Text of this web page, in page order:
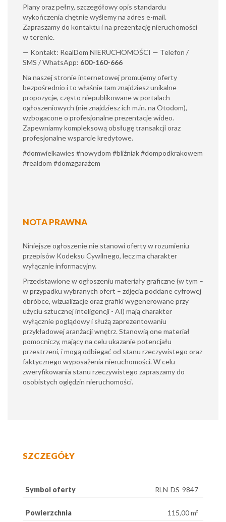
Plany oraz pełny, szczegółowy opis standardu
wykończenia chętnie wyślemy na adres e-mail.
Zapraszamy do kontaktu i na prezentację nieruchomości
w terenie.
— Kontakt: RealDom NIERUCHOMOŚCI — Telefon /
SMS / WhatsApp: 600-160-666
Na naszej stronie internetowej promujemy oferty
bezpośrednio i to właśnie tam znajdziesz unikalne
propozycje, często niepublikowane w portalach
ogłoszeniowych (nie znajdziesz ich m.in. na Otodom),
wzbogacone o profesjonalne prezentacje wideo.
Zapewniamy kompleksową obsługę transakcji oraz
profesjonalne wsparcie kredytowe.
#domwielkawies #nowydom #bliźniak #dompodkrakowem
#realdom #domzgarażem
NOTA PRAWNA
Niniejsze ogłoszenie nie stanowi oferty w rozumieniu
przepisów Kodeksu Cywilnego, lecz ma charakter
wyłącznie informacyjny.
​Przedstawione w ogłoszeniu materiały graficzne (w tym –
w przypadku wybranych ofert – zdjęcia poddane cyfrowej
obróbce, wizualizacje oraz grafiki wygenerowane przy
użyciu sztucznej inteligencji - AI) mają charakter
wyłącznie poglądowy i służą zaprezentowaniu
przykładowej aranżacji wnętrz. Stanowią one materiał
pomocniczy, mający na celu ukazanie potencjału
przestrzeni, i mogą odbiegać od stanu rzeczywistego oraz
faktycznego wyposażenia nieruchomości. W celu
zweryfikowania stanu rzeczywistego zapraszamy do
osobistych oględzin nieruchomości.
SZCZEGÓŁY
Symbol oferty RLN-DS-9847
Powierzchnia 115,00 m²